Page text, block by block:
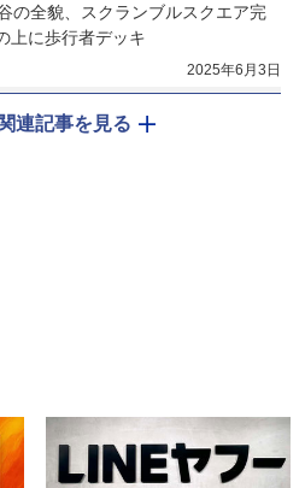
の全貌、スクランブルスクエア完
上に歩行者デッキ
2025年6月3日
連記事を見る